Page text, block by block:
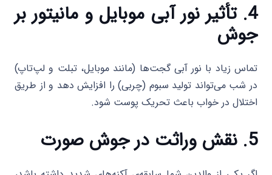
4. تأثیر نور آبی موبایل و مانیتور بر
جوش
تماس زیاد با نور آبی گجت‌ها (مانند موبایل، تبلت و لپ‌تاپ)
در شب می‌تواند تولید سبوم (چربی) را افزایش دهد و از طریق
اختلال در خواب باعث تحریک پوست شود.
5. نقش وراثت در جوش صورت